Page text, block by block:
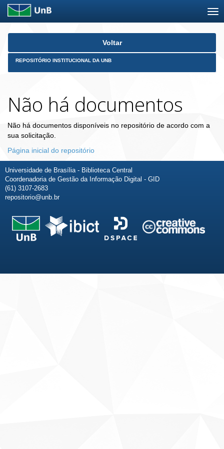
Skip
Voltar
REPOSITÓRIO INSTITUCIONAL DA UNB
Não há documentos
Não há documentos disponíveis no repositório de acordo com a
sua solicitação.
Página inicial do repositório
Universidade de Brasília - Biblioteca Central
Coordenadoria de Gestão da Informação Digital - GID
(61) 3107-2683
repositorio@unb.br